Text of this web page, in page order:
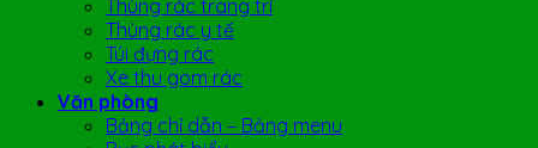
Thùng rác trang trí
Thùng rác y tế
Túi đựng rác
Xe thu gom rác
Văn phòng
Bảng chỉ dẫn – Bảng menu